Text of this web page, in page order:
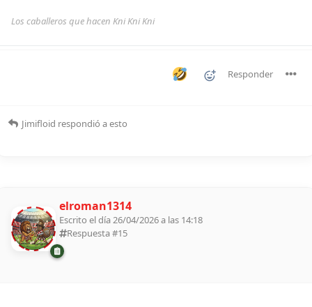
Los caballeros que hacen Kni Kni Kni
Responder
Jimifloid respondió a esto
elroman1314
Escrito el día 26/04/2026 a las 14:18
Respuesta #15